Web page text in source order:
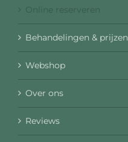
Online reserveren
Behandelingen & prijzen
Webshop
Over ons
Reviews